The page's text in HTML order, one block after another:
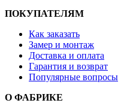
ПОКУПАТЕЛЯМ
Как заказать
Замер и монтаж
Доставка и оплата
Гарантия и возврат
Популярные вопросы
О ФАБРИКЕ